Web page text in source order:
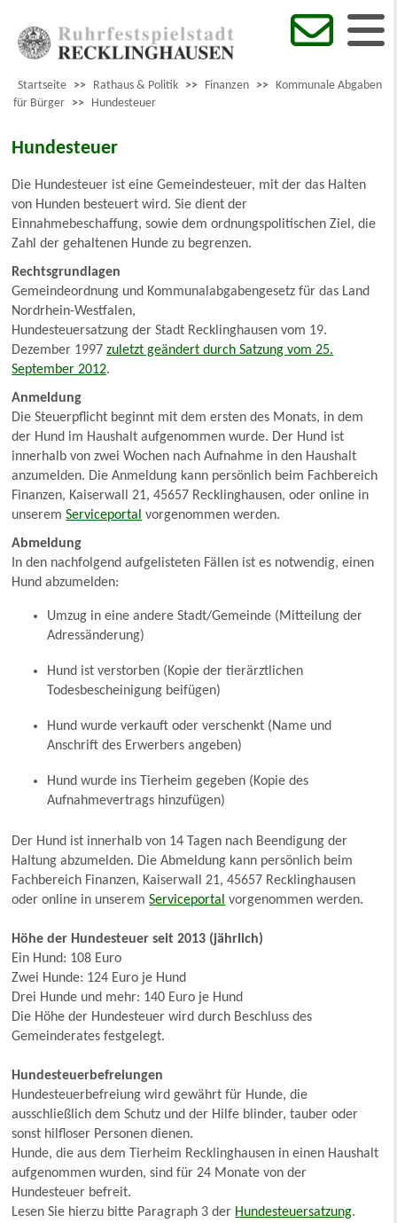
Startseite >> Rathaus & Politik >> Finanzen >> Kommunale Abgaben
für Bürger >> Hundesteuer
Hundesteuer
Die Hundesteuer ist eine Gemeindesteuer, mit der das Halten
von Hunden besteuert wird. Sie dient der
Einnahmebeschaffung, sowie dem ordnungspolitischen Ziel, die
Zahl der gehaltenen Hunde zu begrenzen.
Rechtsgrundlagen
Gemeindeordnung und Kommunalabgabengesetz für das Land
Nordrhein-Westfalen,
Hundesteuersatzung der Stadt Recklinghausen vom 19.
Dezember 1997zuletzt geändert durch Satzung vom 25.
September 2012.
Anmeldung
Die Steuerpflicht beginnt mit dem ersten des Monats, in dem
der Hund im Haushalt aufgenommen wurde. Der Hund ist
innerhalb von zwei Wochen nach Aufnahme in den Haushalt
anzumelden. Die Anmeldung kann persönlich beim Fachbereich
Finanzen, Kaiserwall 21, 45657 Recklinghausen, oder online in
unseremServiceportal vorgenommen werden.
Abmeldung
In den nachfolgend aufgelisteten Fällen ist es notwendig, einen
Hund abzumelden:
Umzug in eine andere Stadt/Gemeinde (Mitteilung der
Adressänderung)
Hund ist verstorben (Kopie der tierärztlichen
Todesbescheinigung beifügen)
Hund wurde verkauft oder verschenkt (Name und
Anschrift des Erwerbers angeben)
Hund wurde ins Tierheim gegeben (Kopie des
Aufnahmevertrags hinzufügen)
Der Hund ist innerhalb von 14 Tagen nach Beendigung der
Haltung abzumelden. Die Abmeldung kann persönlich beim
Fachbereich Finanzen, Kaiserwall 21, 45657 Recklinghausen
oder online in unseremServiceportal vorgenommen werden.
Höhe der Hundesteuer seit 2013 (jährlich)
Ein Hund: 108 Euro
Zwei Hunde: 124 Euro je Hund
Drei Hunde und mehr: 140 Euro je Hund
Die Höhe der Hundesteuer wird durch Beschluss des
Gemeinderates festgelegt.
Hundesteuerbefreiungen
Hundesteuerbefreiung wird gewährt für Hunde, die
ausschließlich dem Schutz und der Hilfe blinder, tauber oder
sonst hilfloser Personen dienen.
Hunde, die aus dem Tierheim Recklinghausen in einen Haushalt
aufgenommen wurden, sind für 24 Monate von der
Hundesteuer befreit.
Lesen Sie hierzu bitte Paragraph 3 der Hundesteuersatzung.